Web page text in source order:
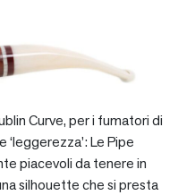
Curve, per i fumatori di
Le Pipe
piacevoli da tenere in
silhouette che si presta